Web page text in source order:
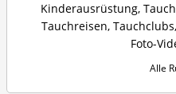
Kinderausrüstung,
Tauchreisen, Tauchclubs,
Foto-
Alle